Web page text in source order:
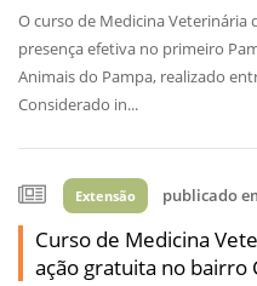
O curso de Medicina Veterinária
presença efetiva no primeiro
Animais do Pampa, realizado
Considerado in...
Extensão publicado
Curso de Medicina
ação gratuita no bairro